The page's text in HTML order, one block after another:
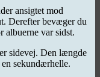
ansigtet mod
Derefter bevæger du
albuerne var sidst.
sidevej. Den længde
sekundærhelle.